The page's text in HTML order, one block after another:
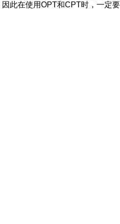
此在使用OPT和CPT时，一